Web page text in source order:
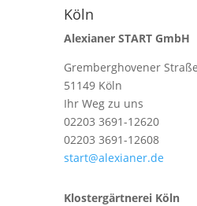
Köln
Alexianer START GmbH
Gremberghovener
51149 Köln
Ihr Weg zu uns
02203 3691-12620
02203 3691-12608
start@alexianer.de
Klostergärtnerei Köln